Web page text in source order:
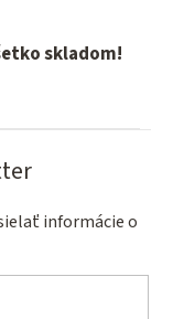
skladom!
informácie o